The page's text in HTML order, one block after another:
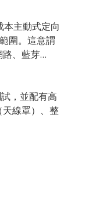
主動式定向
圍。這意謂
路、藍芽…
，並配有高
線罩）、整